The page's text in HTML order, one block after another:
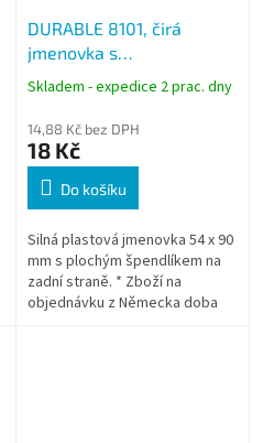
DURABLE 8101, čirá
jmenovka s
kombinovaným klipem
54x90 mm
Skladem - expedice 2 prac. dny
14,88 Kč bez DPH
18 Kč
Do košíku
Silná plastová jmenovka 54 x 90
mm s plochým špendlíkem na
zadní straně. * Zboží na
objednávku z Německa doba